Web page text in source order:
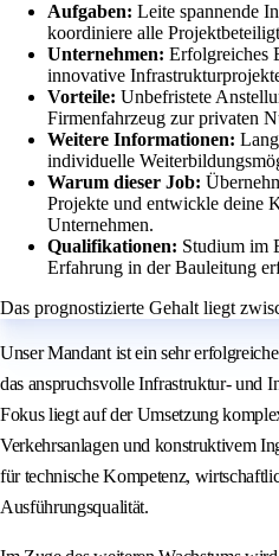
Aufgaben: Leite spannende
koordiniere alle
Unternehmen: Erfolgreiches
innovative
Vorteile: Unbefristete
Firmenfahrzeug zur privaten
Weitere Informationen:
individuelle
Warum dieser Job:
Projekte und entwickle deine
Unternehmen.
Qualifikationen: Studium im
Erfahrung in der Bauleitung
Das prognostizierte Gehalt liegt
Unser Mandant ist ein sehr
das anspruchsvolle Infrastruktur- und
Fokus liegt auf der Umsetzung
Verkehrsanlagen und konstruktivem
für technische Kompetenz,
Ausführungsqualität.